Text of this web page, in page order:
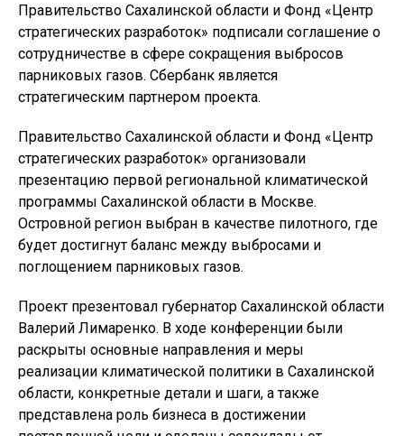
Правительство Сахалинской области и Фонд «Центр
стратегических разработок» подписали соглашение о
сотрудничестве в сфере сокращения выбросов
парниковых газов. Сбербанк является
стратегическим партнером проекта.
Правительство Сахалинской области и Фонд «Центр
стратегических разработок» организовали
презентацию первой региональной климатической
программы Сахалинской области в Москве.
Островной регион выбран в качестве пилотного, где
будет достигнут баланс между выбросами и
поглощением парниковых газов.
Проект презентовал губернатор Сахалинской области
Валерий Лимаренко. В ходе конференции были
раскрыты основные направления и меры
реализации климатической политики в Сахалинской
области, конкретные детали и шаги, а также
представлена роль бизнеса в достижении